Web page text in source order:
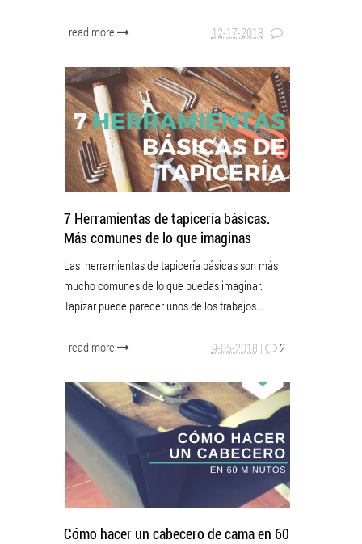
read more 12-17-2018 |
7 Herramientas de tapicería básicas.
Más comunes de lo que imaginas
Las herramientas de tapicería básicas son más
mucho comunes de lo que puedas imaginar.
Tapizar puede parecer unos de los trabajos...
read more 9-05-2018 | 2
Cómo hacer un cabecero de cama en 60